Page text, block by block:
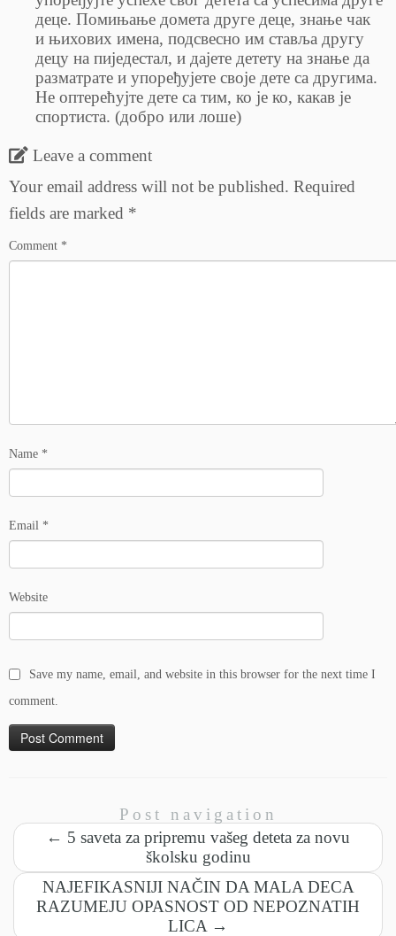
деце. Помињање домета друге деце, знање чак
и њихових имена, подсвесно им ставља другу
децу на пиједестал, и дајете детету на знање да
разматрате и упоређујете своје дете са другима.
Не оптерећујте дете са тим, ко је ко, какав је
спортиста. (добро или лоше)
Leave a comment
Your email address will not be published. Required
fields are marked *
Comment *
Name *
Email *
Website
Save my name, email, and website in this browser for the next time I
comment.
Post navigation
← 5 saveta za pripremu vašeg deteta za novu
školsku godinu
NAJEFIKASNIJI NAČIN DA MALA DECA
RAZUMEJU OPASNOST OD NEPOZNATIH
LICA →